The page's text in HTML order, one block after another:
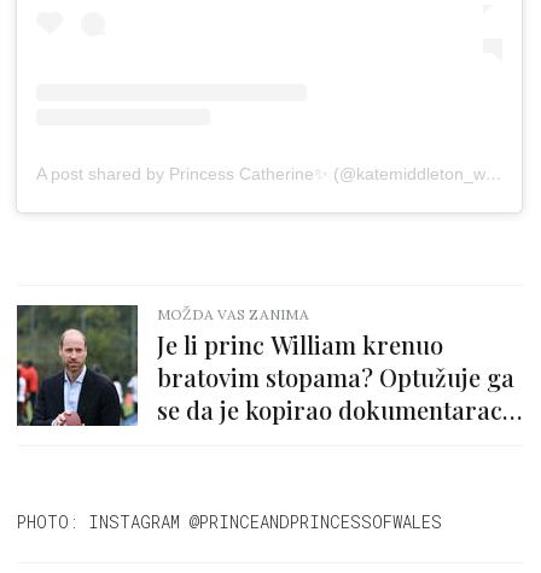
A post shared by Princess Catherine✨ (@katemiddleton_wales)
MOŽDA VAS ZANIMA
Je li princ William krenuo
bratovim stopama? Optužuje ga
se da je kopirao dokumentarac o
PHOTO: INSTAGRAM @PRINCEANDPRINCESSOFWALES